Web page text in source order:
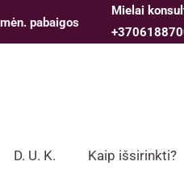
pabaigos
Mielai
D. U. K.
Kaip išsirinkti?